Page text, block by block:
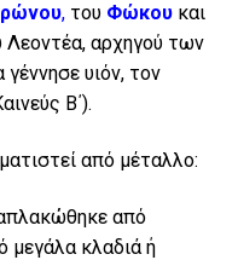
, του Φώκου και
Λεοντέα, αρχηγού των
υιόν, τον
Β΄).
από μέταλλο:
από
μεγάλα κλαδιά ή